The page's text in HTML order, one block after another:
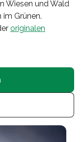
Wiesen und Wald
Grünen.
originalen